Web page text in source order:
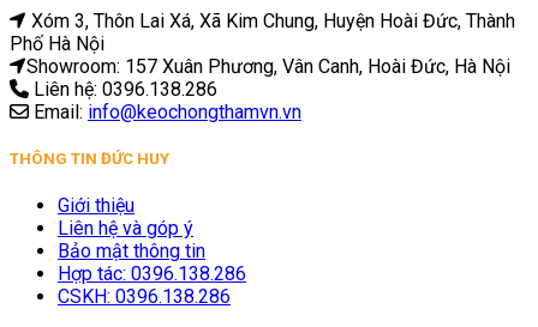
Xóm 3, Thôn Lai Xá, Xã Kim Chung, Huyện Hoài Đức, Thành
Phố Hà Nội
Showroom: 157 Xuân Phương, Vân Canh, Hoài Đức, Hà Nội
Liên hệ: 0396.138.286
Email: info@keochongthamvn.vn
THÔNG TIN ĐỨC HUY
Giới thiệu
Liên hệ và góp ý
Bảo mật thông tin
Hợp tác: 0396.138.286
CSKH: 0396.138.286